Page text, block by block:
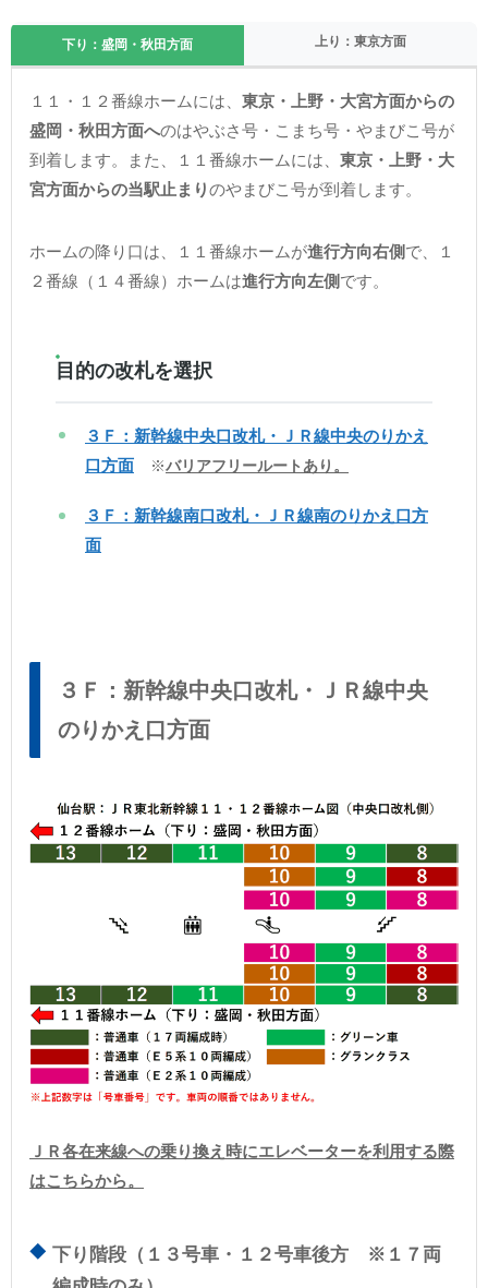
下り：盛岡・秋田方面 上り：東京方面
１１・１２番線ホームには、 東京・上野・大宮方面からの
盛岡・秋田方面へのはやぶさ号・こまち号・やまびこ号が
到着します。また、１１番線ホームには、 東京・上野・大
宮方面からの当駅止まりのやまびこ号が到着します。
ホームの降り口は、１１番線ホームが進行方向右側で、１
２番線（１４番線）ホームは進行方向左側です。
目的の改札を選択
３Ｆ：新幹線中央口改札・ＪＲ線中央のりかえ
口方面
※バリアフリールートあり。
３Ｆ：新幹線南口改札・ＪＲ線南のりかえ口方
面
３Ｆ：新幹線中央口改札・ＪＲ線中央
のりかえ口方面
ＪＲ各在来線への乗り換え時にエレベーターを利用する際
はこちらから。
下り階段（１３号車・１２号車後方 ※１７両